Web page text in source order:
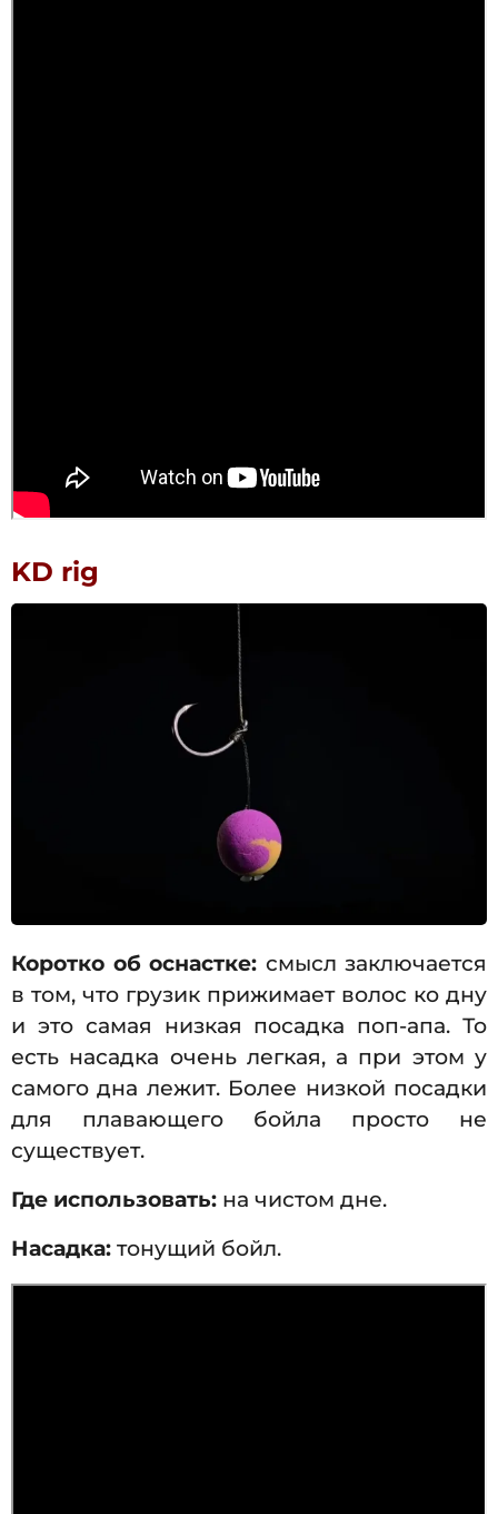
KD rig
Коротко об оснастке: cмысл заключается
в том, что грузик прижимает волос ко дну
и это самая низкая посадка поп-апа. То
есть насадка очень легкая, а при этом у
самого дна лежит. Более низкой посадки
для плавающего бойла просто не
существует.
Где использовать: на чистом дне.
Насадка: тонущий бойл.